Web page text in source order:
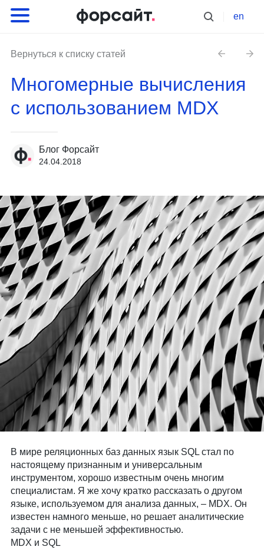
en
Вернуться к списку статей
Многомерные вычисления
с использованием MDX
Блог Форсайт
24.04.2018
В мире реляционных баз данных язык SQL стал по
настоящему признанным и универсальным
инструментом, хорошо известным очень многим
специалистам. Я же хочу кратко рассказать о другом
языке, используемом для анализа данных, – MDX. Он
известен намного меньше, но решает аналитические
задачи с не меньшей эффективностью.
MDX и SQL